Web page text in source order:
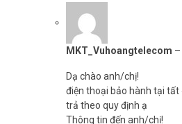
MKT_Vuhoangtelecom –
Dạ chào anh/chị!
điện thoại bảo hành tại tất
trả theo quy định ạ
Thông tin đến anh/chị!